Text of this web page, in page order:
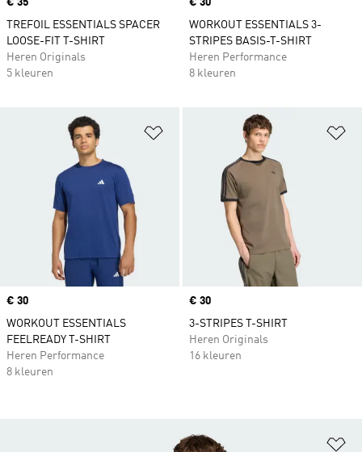
Price
€ 35
TREFOIL ESSENTIALS SPACER
LOOSE-FIT T-SHIRT
Heren Originals
5 kleuren
Price
€ 30
WORKOUT ESSENTIALS 3-
STRIPES BASIS-T-SHIRT
Heren Performance
8 kleuren
Op verlanglijst zetten
Price
€ 30
WORKOUT ESSENTIALS
FEELREADY T-SHIRT
Heren Performance
8 kleuren
Price
€ 30
3-STRIPES T-SHIRT
Heren Originals
16 kleuren